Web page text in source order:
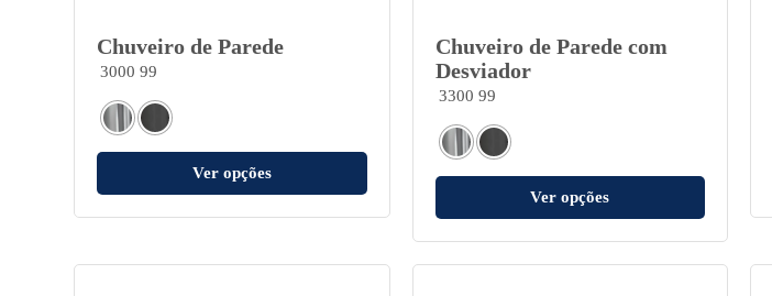
Chuveiro de Parede
3000 99
Ver opções
Chuveiro de Parede com
Desviador
3300 99
Ver opções